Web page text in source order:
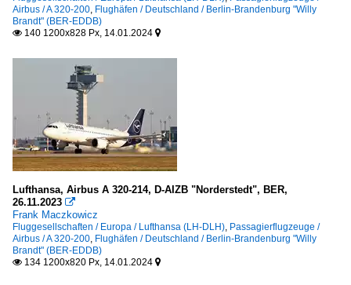
Airbus / A 320-200, Flughäfen / Deutschland / Berlin-Brandenburg "Willy
Brandt" (BER-EDDB)
 140 1200x828 Px, 14.01.2024 
Lufthansa, Airbus A 320-214, D-AIZB "Norderstedt", BER,
26.11.2023 
Frank Maczkowicz
Fluggesellschaften / Europa / Lufthansa (LH-DLH), Passagierflugzeuge /
Airbus / A 320-200, Flughäfen / Deutschland / Berlin-Brandenburg "Willy
Brandt" (BER-EDDB)
 134 1200x820 Px, 14.01.2024 